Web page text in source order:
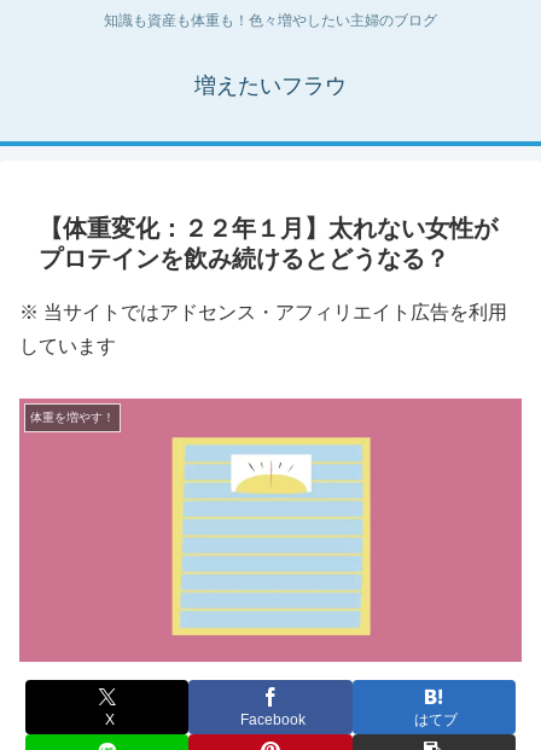
知識も資産も体重も！色々増やしたい主婦のブログ
増えたいフラウ
【体重変化：２２年１月】太れない女性が
プロテインを飲み続けるとどうなる？
※ 当サイトではアドセンス・アフィリエイト広告を利用
しています
体重を増やす！
X Facebook はてブ